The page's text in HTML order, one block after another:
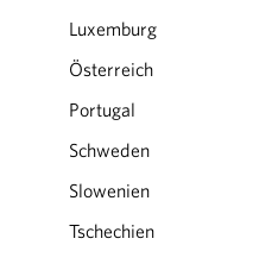
Luxemburg
Österreich
Portugal
Schweden
Slowenien
Tschechien